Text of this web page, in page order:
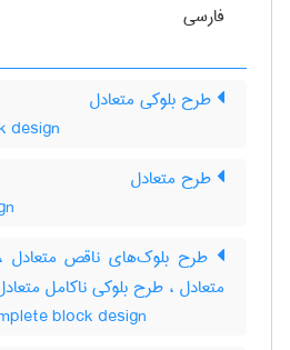
فارسی
طرح بلوکی متعادل
design
طرح متعادل
طرح بلوک‌های ناقص متعادل
متعادل ، طرح بلوکی ناکامل
block design